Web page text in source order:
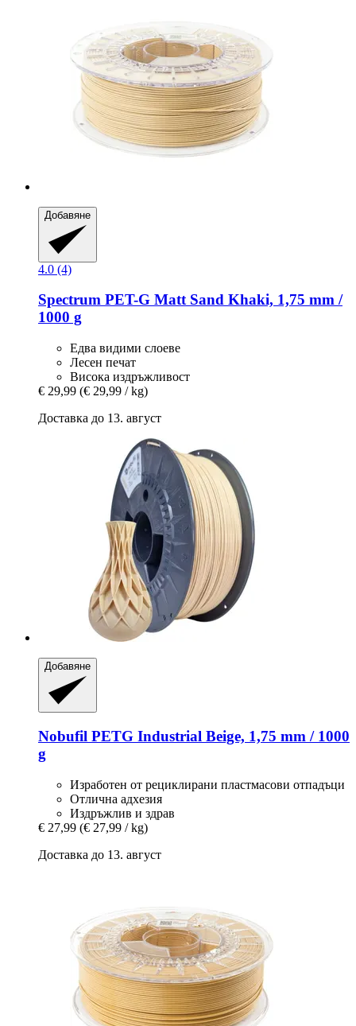
Добавяне
4.0 (4)
Spectrum PET-​G Matt Sand Khaki, 1,75 mm /
1000 g
Едва видими слоеве
Лесен печат
Висока издръжливост
€ 29,99 (€ 29,99 / kg)
Доставка до 13. август
Добавяне
Nobufil PETG Industrial Beige, 1,75 mm / 1000
g
Изработен от рециклирани пластмасови отпадъци
Отлична адхезия
Издръжлив и здрав
€ 27,99 (€ 27,99 / kg)
Доставка до 13. август